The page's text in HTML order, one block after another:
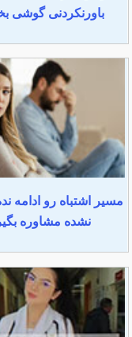
باورنکردنی گوشی
مسیر اشتباه رو ادامه
نشده مشاوره بگیر